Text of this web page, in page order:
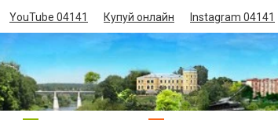
YouTube 04141 Купуй онлайн Instagram 04141